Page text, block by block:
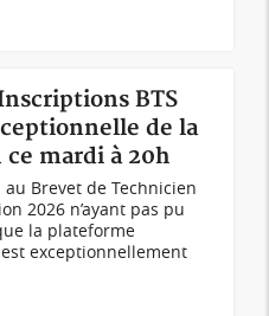
BTS
de la
mardi à 20h
Brevet de Technicien
2026 n’ayant pas pu
la plateforme
exceptionnellement